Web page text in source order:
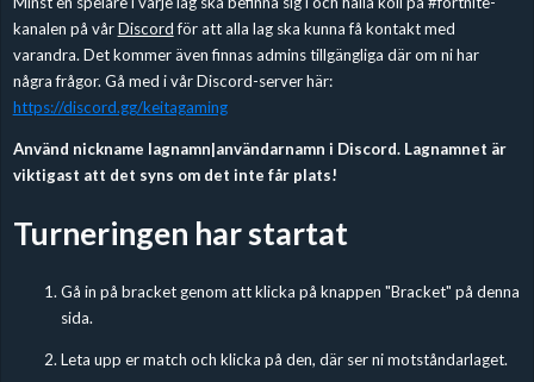
kanalen på vårDiscordför att alla lag ska kunna få kontakt med
varandra. Det kommer även finnas admins tillgängliga där om ni har
några frågor. Gå med i vår Discord-server här:
https://discord.gg/keitagaming
Använd nickname lagnamn|användarnamn i Discord. Lagnamnet är
viktigast att det syns om det inte får plats!
Turneringen har startat
Gå in på bracket genom att klicka på knappen "Bracket" på denna
sida.
Leta upp er match och klicka på den, där ser ni motståndarlaget.